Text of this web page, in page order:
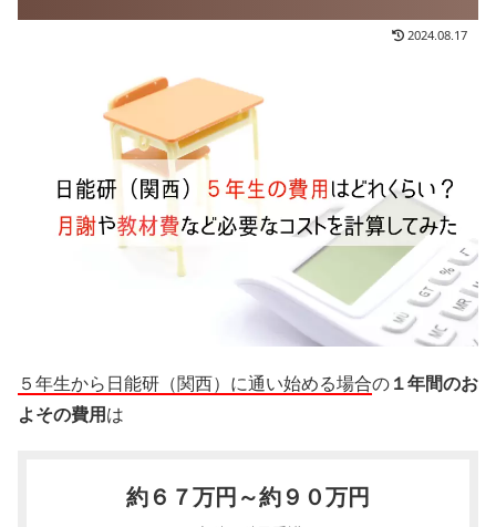
2024.08.17
５年生から日能研（関西）に通い始める場合の１年間のお
よその費用は
約６７万円～約９０万円